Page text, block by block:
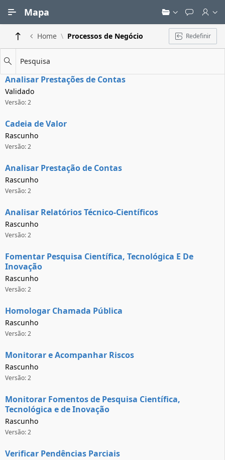
Mapa
Home Processos de Negócio Redefinir
Pesquisa
Analisar Prestações de Contas
Validado
Versão: 2
Cadeia de Valor
Rascunho
Versão: 2
Analisar Prestação de Contas
Rascunho
Versão: 2
Analisar Relatórios Técnico-Científicos
Rascunho
Versão: 2
Fomentar Pesquisa Científica, Tecnológica E De
Inovação
Rascunho
Versão: 2
Homologar Chamada Pública
Rascunho
Versão: 2
Monitorar e Acompanhar Riscos
Rascunho
Versão: 2
Monitorar Fomentos de Pesquisa Científica,
Tecnológica e de Inovação
Rascunho
Versão: 2
Verificar Pendências Parciais